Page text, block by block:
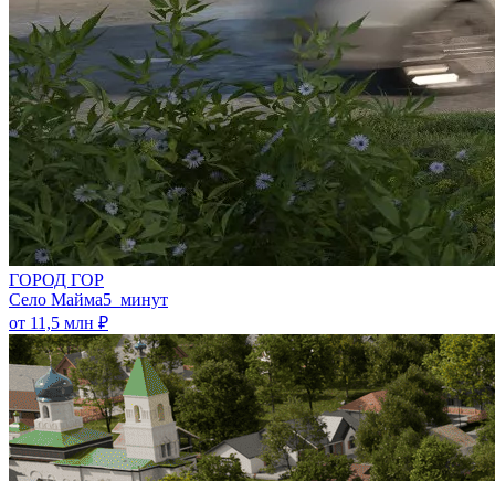
ГОРОД ГОР
Село Майма5 минут
от 11,5 млн ₽